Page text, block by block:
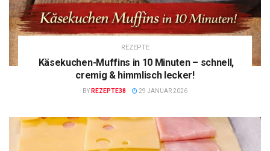
REZEPTE
Käsekuchen-Muffins in 10 Minuten – schnell,
cremig & himmlisch lecker!
BY REZEPTE38 29 JANUAR 2026